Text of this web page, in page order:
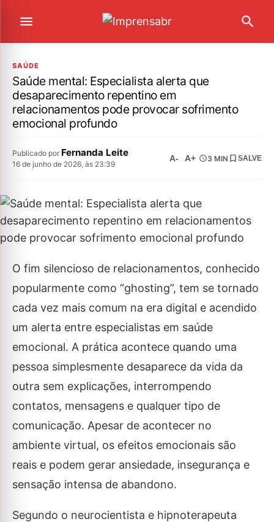
SAÚDE
Saúde mental: Especialista alerta que
desaparecimento repentino em
relacionamentos pode provocar sofrimento
emocional profundo
Publicado por Fernanda Leite
16 de junho de 2026, às 23:39
A- A+ 3 MIN SALVE
O fim silencioso de relacionamentos, conhecido
popularmente como “ghosting”, tem se tornado
cada vez mais comum na era digital e acendido
um alerta entre especialistas em saúde
emocional. A prática acontece quando uma
pessoa simplesmente desaparece da vida da
outra sem explicações, interrompendo
contatos, mensagens e qualquer tipo de
comunicação. Apesar de acontecer no
ambiente virtual, os efeitos emocionais são
reais e podem gerar ansiedade, insegurança e
sensação intensa de abandono.
Segundo o neurocientista e hipnoterapeuta